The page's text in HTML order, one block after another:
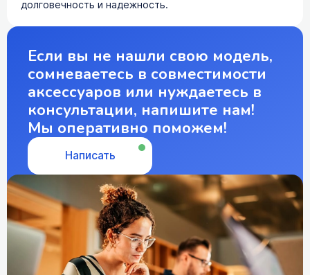
долговечность и надежность.
Если вы не нашли свою модель,
сомневаетесь в совместимости
аксессуаров или нуждаетесь в
консультации, напишите нам!
Мы оперативно поможем!
Написать